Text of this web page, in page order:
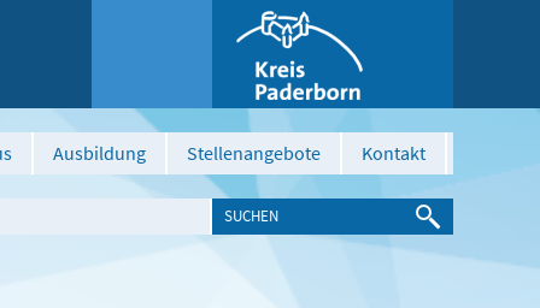
Ausbildung Stellenangebote Kontakt